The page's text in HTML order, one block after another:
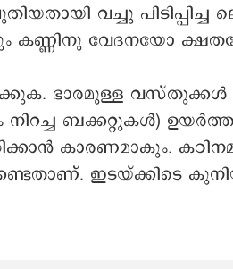
വച്ചു പിടിപ്പിച്ച
കണ്ണിനു വേദനയോ
ഭാരമുള്ള വസ്തുക്കൾ
നിറച്ച ബക്കറ്റുകൾ)
കാരണമാകും.
ഇടയ്ക്കിടെ